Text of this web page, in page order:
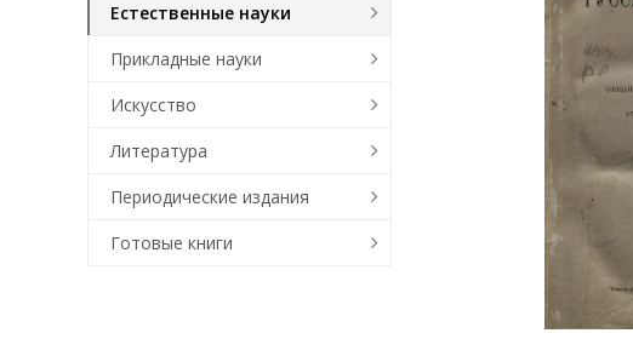
Естественные науки
Прикладные науки
Искусство
Литература
Периодические издания
Готовые книги